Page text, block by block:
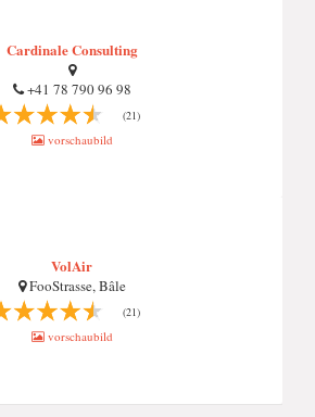
Cardinale Consulting
+41 78 790 96 98
(21)
vorschaubild
VolAir
FooStrasse, Bâle
(21)
vorschaubild